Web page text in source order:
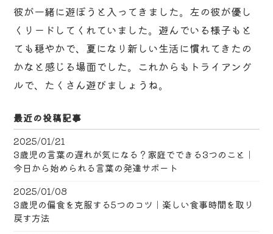
彼が一緒に遊ぼうと入ってきました。左の彼が優し
くリードしてくれていました。遊んでいる様子もと
ても穏やかで、夏になり新しい生活に慣れてきたの
かなと感じる場面でした。これからもトライアング
ルで、たくさん遊びましょうね。
最近の投稿記事
2025/01/21
3歳児の言葉の遅れが気になる？家庭でできる3つのこと｜
今日から始められる言葉の発達サポート
2025/01/08
​3歳児の偏食を克服する5つのコツ｜楽しい食事時間を取り
戻す方法